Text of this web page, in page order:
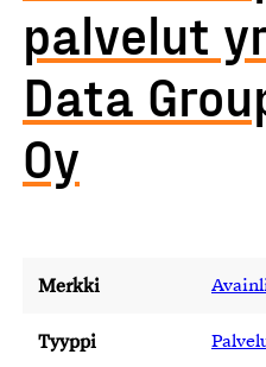
palvelut
Data
Oy
Merkki
Tyyppi